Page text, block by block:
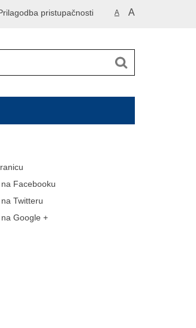
A A
pristupačnosti
Facebooku
Twitteru
Google +